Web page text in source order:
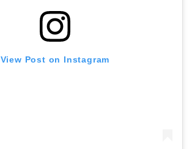
View Post on Instagram